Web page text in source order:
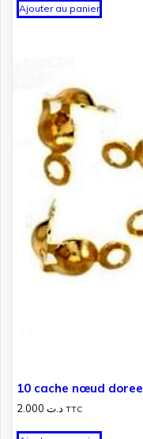
Ajouter au panier
10 cache nœud doree
د.ت TTC